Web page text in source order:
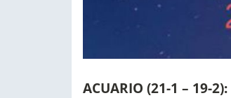
ACUARIO (21-1 – 19-2):